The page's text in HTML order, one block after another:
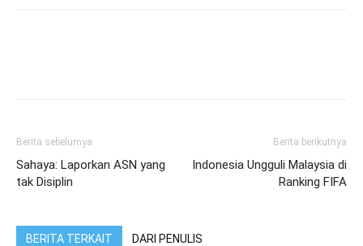
Berita sebelumya
Sahaya: Laporkan ASN yang
tak Disiplin
Berita berikutnya
Indonesia Ungguli Malaysia di
Ranking FIFA
BERITA TERKAIT DARI PENULIS